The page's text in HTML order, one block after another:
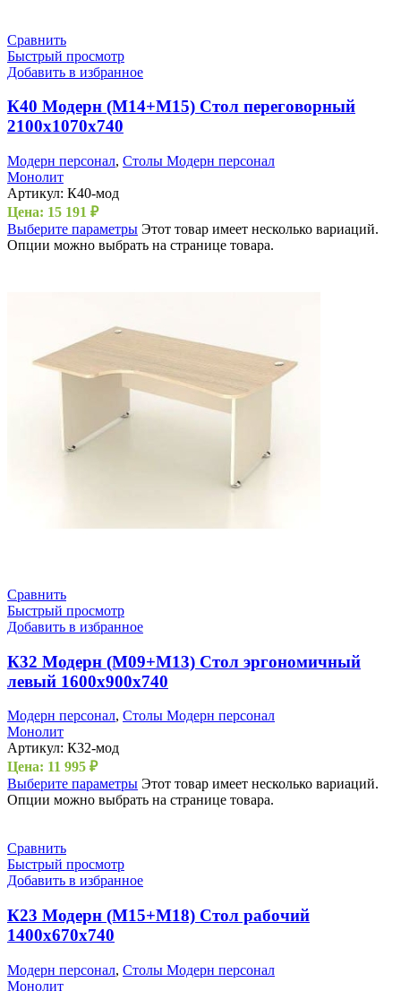
Сравнить
Быстрый просмотр
Добавить в избранное
К40 Модерн (М14+М15) Стол переговорный
2100х1070х740
Модерн персонал, Столы Модерн персонал
Монолит
Артикул: К40-мод
Цена: 15 191 ₽
Выберите параметры Этот товар имеет несколько вариаций.
Опции можно выбрать на странице товара.
Сравнить
Быстрый просмотр
Добавить в избранное
К32 Модерн (М09+М13) Стол эргономичный
левый 1600х900х740
Модерн персонал, Столы Модерн персонал
Монолит
Артикул: К32-мод
Цена: 11 995 ₽
Выберите параметры Этот товар имеет несколько вариаций.
Опции можно выбрать на странице товара.
Сравнить
Быстрый просмотр
Добавить в избранное
К23 Модерн (М15+М18) Стол рабочий
1400х670х740
Модерн персонал, Столы Модерн персонал
Монолит